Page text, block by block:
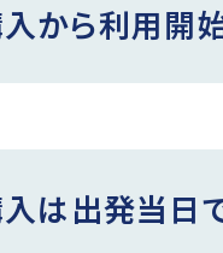
から利用開
は出発当日